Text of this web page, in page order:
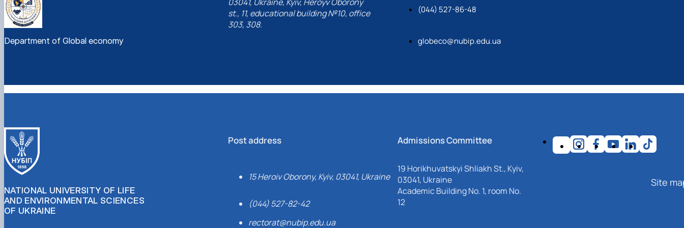
Department of Global economy
st., 11, educational building №10, office
303, 308.
(044) 527-86-48
globeco@nubip.edu.ua
NATIONAL UNIVERSITY OF LIFE
AND ENVIRONMENTAL SCIENCES
OF UKRAINE
Post address
15 Heroiv Oborony, Kyiv, 03041, Ukraine
(044) 527-82-42
rectorat@nubip.edu.ua
Admissions Committee
19 Horikhuvatskyi Shliakh St., Kyiv,
03041, Ukraine
Academic Building No. 1, room No.
12
Site